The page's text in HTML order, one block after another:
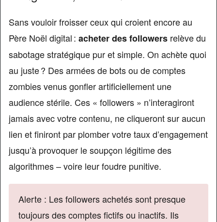
Sans vouloir froisser ceux qui croient encore au
Père Noël digital : acheter des followersrelève du
sabotage stratégique pur et simple. On achète quoi
au juste ? Des armées de bots ou de comptes
zombies venus gonfler artificiellement une
audience stérile. Ces « followers » n’interagiront
jamais avec votre contenu, ne cliqueront sur aucun
lien et finiront par plomber votre taux d’engagement
jusqu’à provoquer le soupçon légitime des
algorithmes – voire leur foudre punitive.
Alerte : Les followers achetés sont presque
toujours des comptes fictifs ou inactifs. Ils